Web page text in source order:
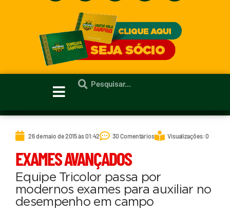
26 de maio de 2015 às 01:42 30 Comentários Visualizações: 0
EXAMES AVANÇADOS
Equipe Tricolor passa por
modernos exames para auxiliar no
desempenho em campo